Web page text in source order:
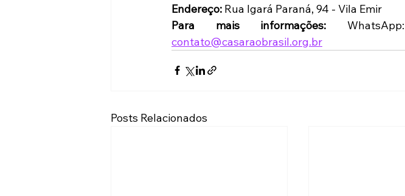
Endereço: Rua Igará Paraná, 94 - Vila Emir
Para mais informações:
contato@casaraobrasil.org.br
Posts Relacionados